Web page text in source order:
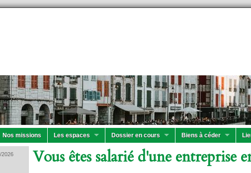
Nos missions Les espaces Dossier en cours Biens à céder
2026
Vous êtes salarié d'une entreprise